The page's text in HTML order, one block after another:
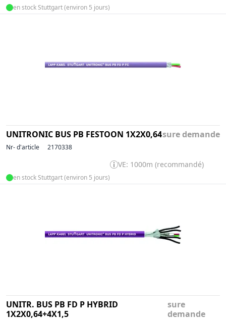
en stock Stuttgart (environ 5 jours)
UNITRONIC BUS PB FESTOON 1X2X0,64sure demande
Nr- d'article 2170338
VE: 1000m (recommandé)
en stock Stuttgart (environ 5 jours)
UNITR. BUS PB FD P HYBRID
1X2X0,64+4X1,5
sure
demande